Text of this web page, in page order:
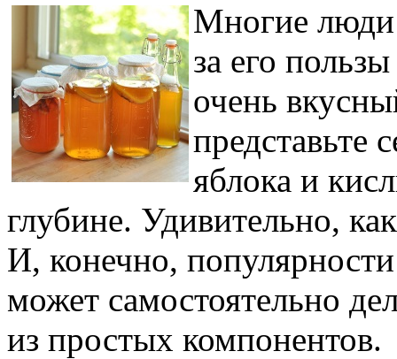
Многие люди
за его
очень
представьте
яблока и
глубине. Удивительно,
И, конечно,
может самостоятельно
из простых компонентов.